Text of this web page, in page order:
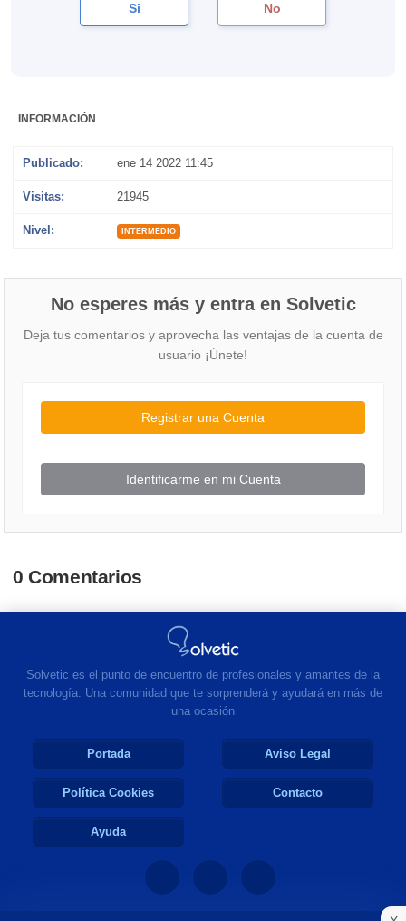
Si No
INFORMACIÓN
Publicado: ene 14 2022 11:45
Visitas: 21945
Nivel: INTERMEDIO
No esperes más y entra en Solvetic
Deja tus comentarios y aprovecha las ventajas de la cuenta de
usuario ¡Únete!
Registrar una Cuenta
Identificarme en mi Cuenta
0 Comentarios
Solvetic es el punto de encuentro de profesionales y amantes de la
tecnología. Una comunidad que te sorprenderá y ayudará en más de
una ocasión
Portada Aviso Legal
Política Cookies Contacto
Ayuda